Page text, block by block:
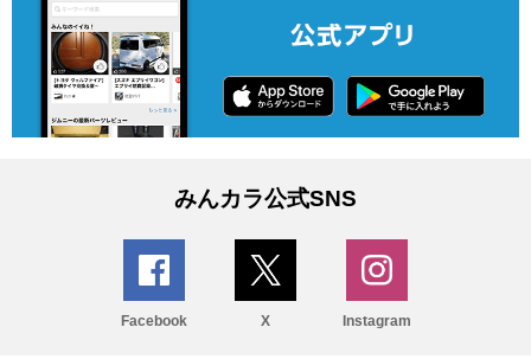
みんカラ公式SNS
Facebook X Instagram